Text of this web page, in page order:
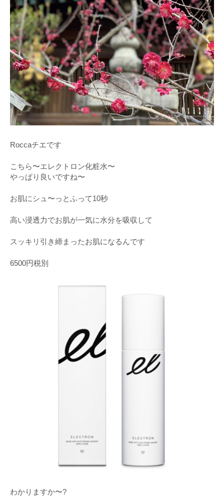
Roccaチエです
こちら〜エレクトロン化粧水〜
やっぱり良いですね〜
お肌にシュ〜っとふって10秒
高い浸透力でお肌が一気に水分を吸収して
スッキリ引き締まったお肌になるんです
6500円税別
わかりますか〜?